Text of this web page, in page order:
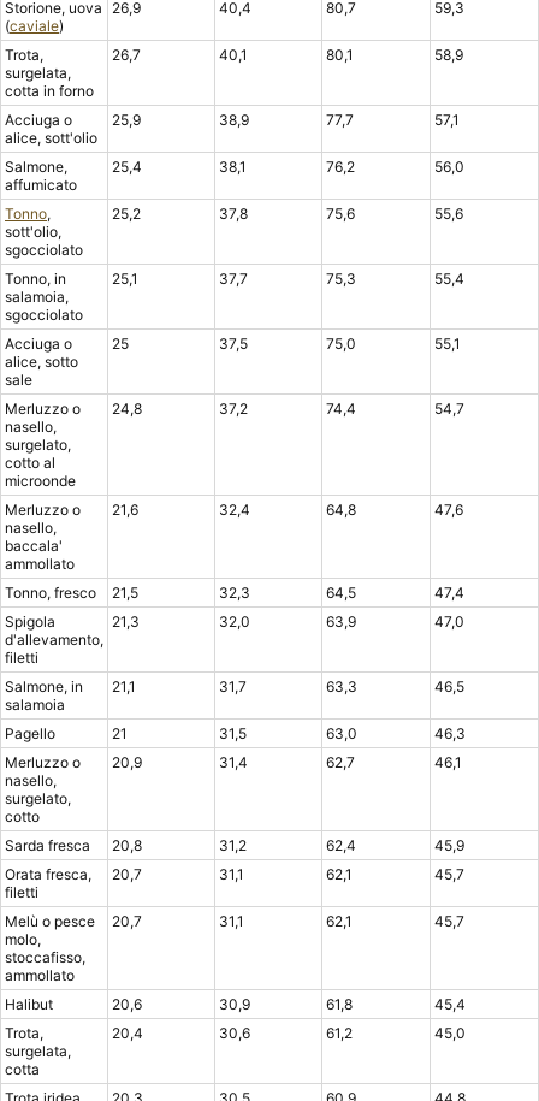
Storione, uova
(caviale)
26,9 40,4 80,7 59,3
Trota,
surgelata,
cotta in forno
26,7 40,1 80,1 58,9
Acciuga o
alice, sott'olio
25,9 38,9 77,7 57,1
Salmone,
affumicato
25,4 38,1 76,2 56,0
Tonno,
sott'olio,
sgocciolato
25,2 37,8 75,6 55,6
Tonno, in
salamoia,
sgocciolato
25,1 37,7 75,3 55,4
Acciuga o
alice, sotto
sale
25 37,5 75,0 55,1
Merluzzo o
nasello,
surgelato,
cotto al
microonde
24,8 37,2 74,4 54,7
Merluzzo o
nasello,
baccala'
ammollato
21,6 32,4 64,8 47,6
Tonno, fresco 21,5 32,3 64,5
47,4
Spigola
d'allevamento,
filetti
21,3 32,0 63,9 47,0
Salmone, in
salamoia
21,1 31,7 63,3 46,5
Pagello 21 31,5 63,0
46,3
Merluzzo o
nasello,
surgelato,
cotto
20,9 31,4 62,7 46,1
Sarda fresca 20,8 31,2 62,4
45,9
Orata fresca,
filetti
20,7 31,1 62,1 45,7
Melù o pesce
molo,
stoccafisso,
ammollato
20,7 31,1 62,1 45,7
Halibut 20,6 30,9 61,8
45,4
Trota,
surgelata,
cotta
20,4 30,6 61,2 45,0
X115®-